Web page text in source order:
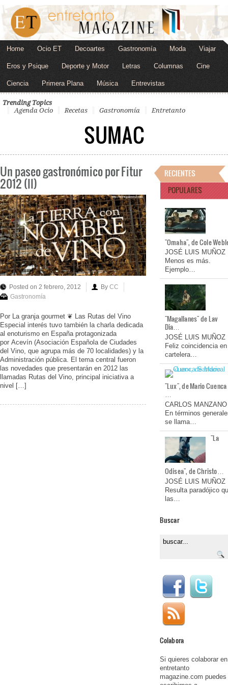
Home Ocio ET Decoartes Gastronomía Moda Viajar
Eros y Psique Deporte y Motor Letras Columnas Cine
Ciencia Primera Plana Música Entrevistas
Trending Topics
Agenda Ocio
Recetas Gastronomía Entretanto
SUMAC
Un paseo gastronómico por Fitur
2012 (II)
Posted on 2 febrero, 2012 By CC
Gastronomía
Por La granja gourmet ❦ Las Rutas del Vino
Especial interés tuvo también la charla dedicada
al enoturismo en España protagonizada
por Acevín (Asociación Española de Ciudades
del Vino, que agrupa más de 70 localidades) y la
Administración pública. El tema central fueron
las novedades que presentarán en 2012 las
llamadas Rutas del Vino, principal iniciativa a
nivel […]
RECIENTES
POPULARES
"Omaha", de Cole
JOSÉ LUIS MUÑOZ
Menos es más.
Ejemplo…
"Magallanes" de Lav
Dia…
JOSÉ LUIS MUÑOZ
Feliz coincidencia en
cartelera…
"Lux", de Mario Cuenca
…
CARLOS MANZANO
En términos
se llama…
"La
Odisea", de Christo…
JOSÉ LUIS MUÑOZ
Resulta paradójico
las…
Buscar
Colabora
Si quieres colaborar en
entretanto
magazine.com puedes